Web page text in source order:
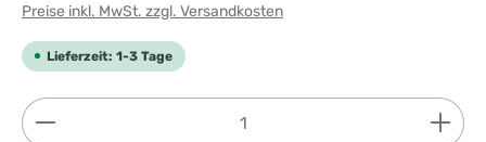
Preise inkl. MwSt. zzgl. Versandkosten
Lieferzeit: 1-3 Tage
Produkt Anzahl: Gib den gewünschten Wert ein